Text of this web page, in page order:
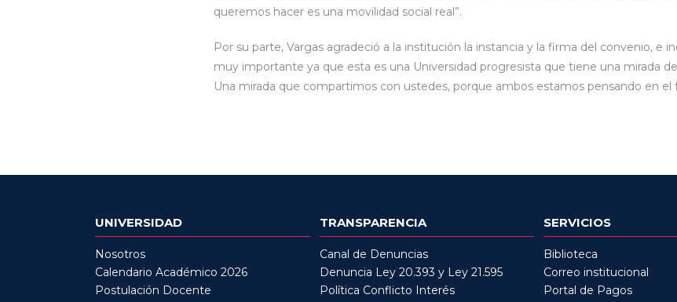
queremos hacer es una movilidad social real”.
Por su parte, Vargas agradeció a la institución la instancia y la firma del convenio, e
muy importante ya que esta es una Universidad progresista que tiene una mirada
Una mirada que compartimos con ustedes, porque ambos estamos pensando en el
UNIVERSIDAD
Nosotros
Calendario Académico 2026
Postulación Docente
TRANSPARENCIA
Canal de Denuncias
Denuncia Ley 20.393 y Ley 21.595
Política Conflicto Interés
SERVICIOS
Biblioteca
Correo institucional
Portal de Pagos